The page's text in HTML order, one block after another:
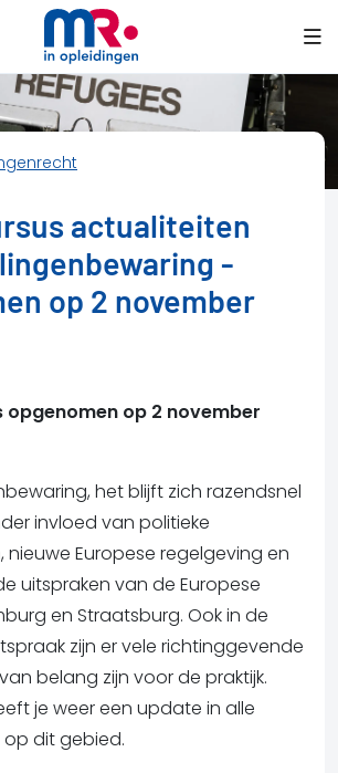
actualiteiten
-
op 2 november
opgenomen op 2 november
het blijft zich razendsnel
invloed van politieke
nieuwe Europese regelgeving en
uitspraken van de Europese
en Straatsburg. Ook in de
zijn er vele richtinggevende
belang zijn voor de praktijk.
je weer een update in alle
op dit gebied.